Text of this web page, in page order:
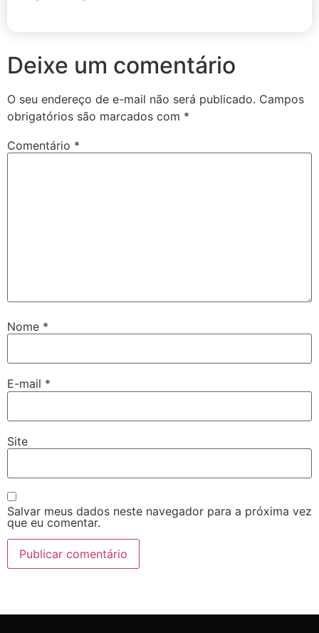
Deixe um comentário
O seu endereço de e-mail não será publicado. Campos
obrigatórios são marcados com *
Comentário *
Nome *
E-mail *
Site
Salvar meus dados neste navegador para a próxima vez
que eu comentar.